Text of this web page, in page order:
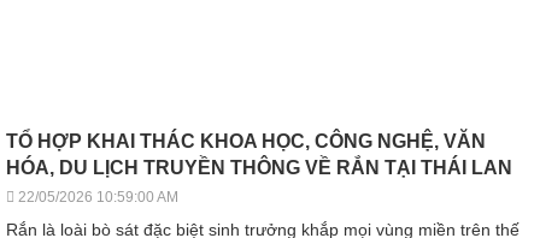
TỔ HỢP KHAI THÁC KHOA HỌC, CÔNG NGHỆ, VĂN
HÓA, DU LỊCH TRUYỀN THÔNG VỀ RẮN TẠI THÁI LAN
22/05/2026 10:59:00 AM
Rắn là loài bò sát đặc biệt sinh trưởng khắp mọi vùng miền trên thế